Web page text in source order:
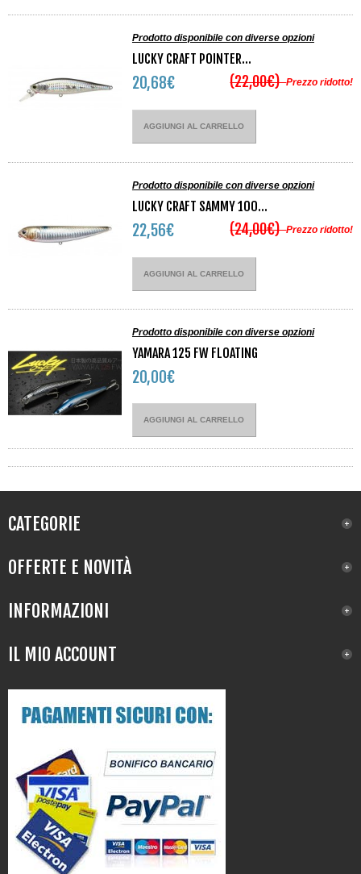
Prodotto disponibile con diverse opzioni
LUCKY CRAFT POINTER...
Prezzo ridotto!
20,68€ (22,00€)
AGGIUNGI AL CARRELLO
Prodotto disponibile con diverse opzioni
LUCKY CRAFT SAMMY 100...
Prezzo ridotto!
22,56€ (24,00€)
AGGIUNGI AL CARRELLO
Prodotto disponibile con diverse opzioni
YAMARA 125 FW FLOATING
20,00€
AGGIUNGI AL CARRELLO
CATEGORIE
OFFERTE E NOVITÀ
INFORMAZIONI
IL MIO ACCOUNT